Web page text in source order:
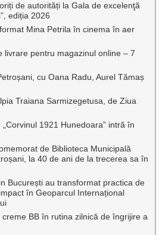
de autorități la Gala de excelenţă
ediția 2026
Mina Petrila în cinema în aer
livrare pentru magazinul online – 7
cu Oana Radu, Aurel Tămaș
Traiana Sarmizegetusa, de Ziua
1921 Hunedoara” intră în
de Biblioteca Municipală
la 40 de ani de la trecerea sa în
București au transformat practica de
în Geoparcul Internațional
BB în rutina zilnică de îngrijire a